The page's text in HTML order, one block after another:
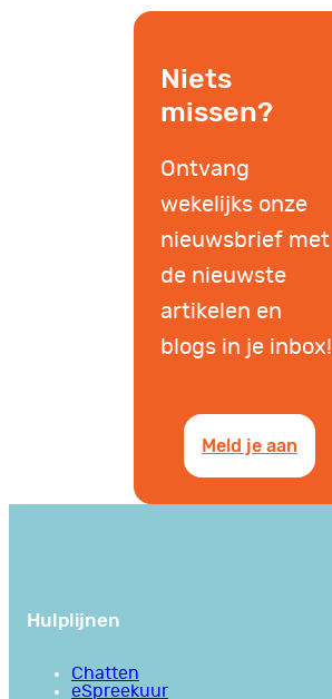
Niets
missen?
Ontvang
wekelijks onze
nieuwsbrief met
de nieuwste
artikelen en
blogs in je inbox!
Meld je aan
Hulplijnen
Chatten
eSpreekuur